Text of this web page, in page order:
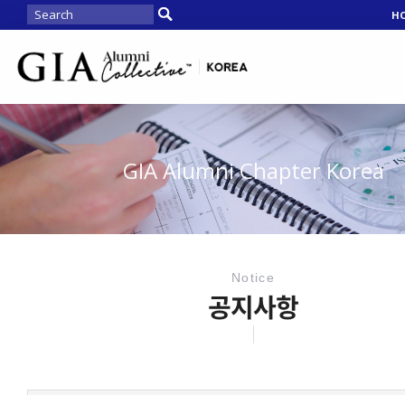
GIA Alumni Chapter Korea
Notice
공지사항